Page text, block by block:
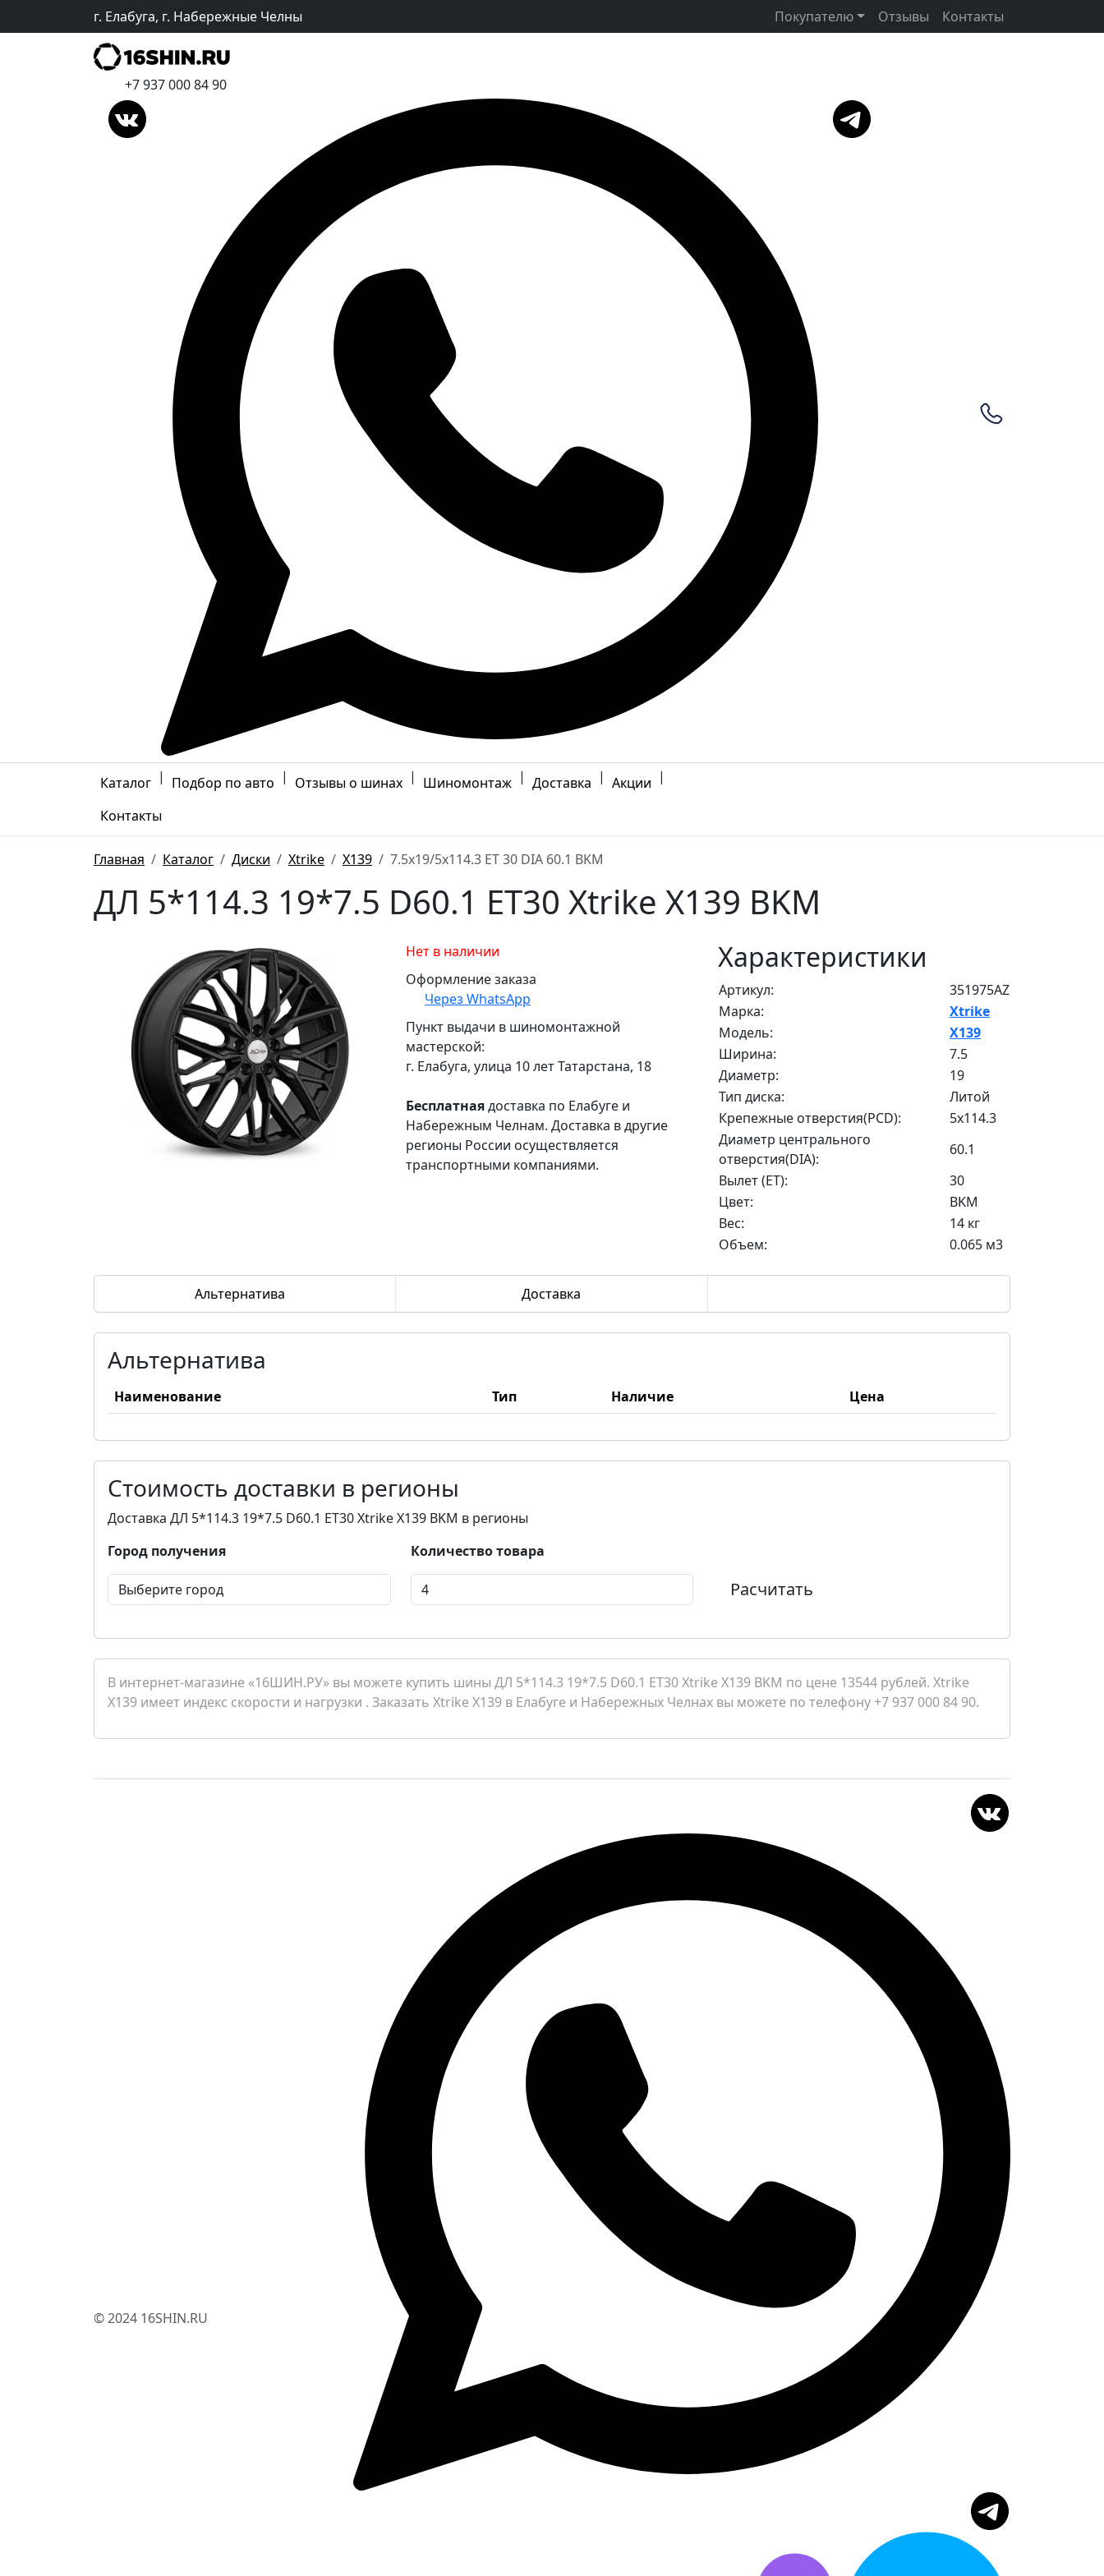
г. Елабуга, г. Набережные Челны Покупателю Отзывы Контакты
+7 937 000 84 90
Каталог | Подбор по авто | Отзывы о шинах | Шиномонтаж | Доставка | Акции |
Контакты
Главная Каталог Диски Xtrike X139 7.5x19/5x114.3 ET 30 DIA 60.1 BKM
ДЛ 5*114.3 19*7.5 D60.1 ET30 Xtrike X139 BKM
Нет в наличии
Оформление заказа
Через WhatsApp
Пункт выдачи в шиномонтажной
мастерской:
г. Елабуга, улица 10 лет Татарстана, 18
Бесплатнаядоставка по Елабуге и
Набережным Челнам. Доставка в другие
регионы России осуществляется
транспортными компаниями.
Характеристики
Артикул:
351975AZ
Марка:
Xtrike
Модель:
X139
Ширина:
7.5
Диаметр:
19
Тип диска:
Литой
Крепежные отверстия(PCD):
5x114.3
Диаметр центрального
отверстия(DIA):
60.1
Вылет (ET):
30
Цвет:
BKM
Вес:
14 кг
Объем:
0.065 м3
Альтернатива Доставка
Альтернатива
Наименование Тип Наличие Цена
Стоимость доставки в регионы
Доставка ДЛ 5*114.3 19*7.5 D60.1 ET30 Xtrike X139 BKM в регионы
Город получения
Количество товара
Расчитать
В интернет-магазине «16ШИН.РУ» вы можете купить шины ДЛ 5*114.3 19*7.5 D60.1 ET30 Xtrike X139 BKM по цене 13544 рублей. Xtrike
X139 имеет индекс скорости и нагрузки . Заказать Xtrike X139 в Елабуге и Набережных Челнах вы можете по телефону +7 937 000 84 90.
© 2024 16SHIN.RU